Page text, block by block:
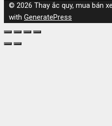
© 2026 Thay ắc quy, mua bán
with GeneratePress